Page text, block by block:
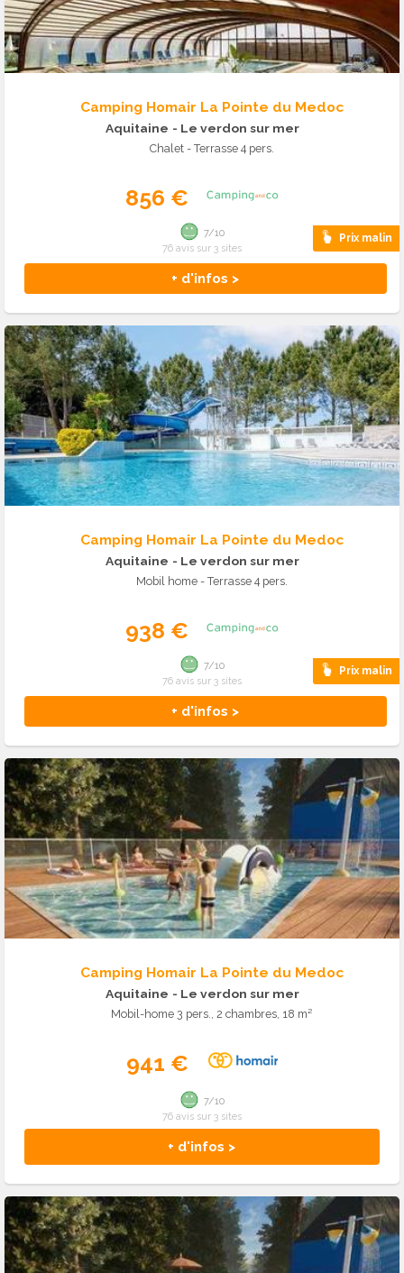
Camping Homair La Pointe du Medoc
Aquitaine - Le verdon sur mer
Chalet - Terrasse 4 pers.
856 €
Prix malin
+ d'infos >
7/10
76 avis sur 3 sites
Camping Homair La Pointe du Medoc
Aquitaine - Le verdon sur mer
Mobil home - Terrasse 4 pers.
938 €
Prix malin
+ d'infos >
7/10
76 avis sur 3 sites
Camping Homair La Pointe du Medoc
Aquitaine - Le verdon sur mer
Mobil-home 3 pers., 2 chambres, 18 m²
941 €
+ d'infos >
7/10
76 avis sur 3 sites